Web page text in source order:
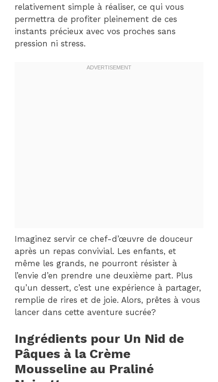
relativement simple à réaliser, ce qui vous
permettra de profiter pleinement de ces
instants précieux avec vos proches sans
pression ni stress.
Imaginez servir ce chef-d’œuvre de douceur
après un repas convivial. Les enfants, et
même les grands, ne pourront résister à
l’envie d’en prendre une deuxième part. Plus
qu’un dessert, c’est une expérience à partager,
remplie de rires et de joie. Alors, prêtes à vous
lancer dans cette aventure sucrée?
Ingrédients pour Un Nid de
Pâques à la Crème
Mousseline au Praliné